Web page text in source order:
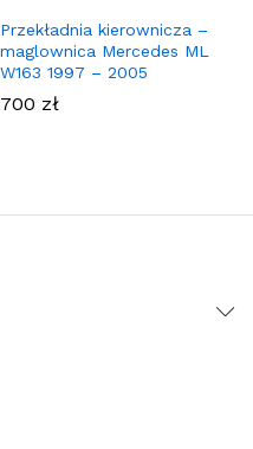
Przekładnia kierownicza –
maglownica Mercedes ML
W163 1997 – 2005
700 zł